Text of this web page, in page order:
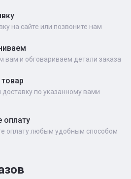
на сайте или позвоните нам
вам и обговариваем детали заказа
по указанному вами
оплату
оплату любым удобным способом